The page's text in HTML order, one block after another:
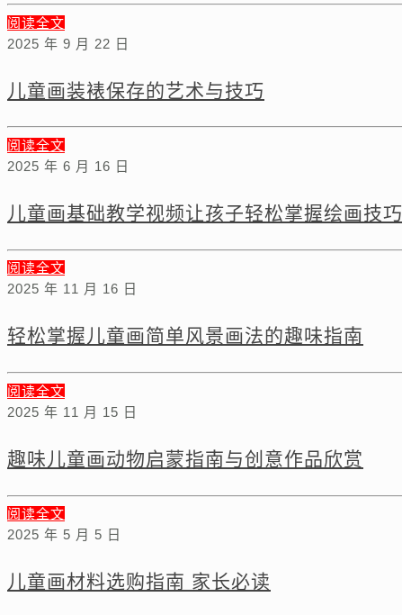
阅读全文
2025 年 9 月 22 日
儿童画装裱保存的艺术与技巧
阅读全文
2025 年 6 月 16 日
儿童画基础教学视频让孩子轻松掌握绘画技巧
阅读全文
2025 年 11 月 16 日
轻松掌握儿童画简单风景画法的趣味指南
阅读全文
2025 年 11 月 15 日
趣味儿童画动物启蒙指南与创意作品欣赏
阅读全文
2025 年 5 月 5 日
儿童画材料选购指南 家长必读